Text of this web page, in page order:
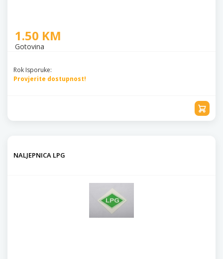
1.50 KM
Gotovina
Rok Isporuke:
Provjerite dostupnost!
NALJEPNICA LPG